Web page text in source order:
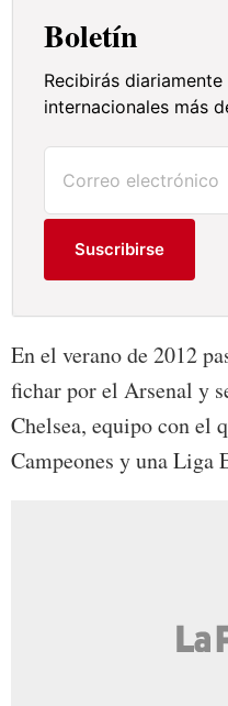
Boletín
Recibirás
internacionales más
Suscribirse
En el verano de 2012
fichar por el Arsenal y
Chelsea, equipo con el
Campeones y una Liga